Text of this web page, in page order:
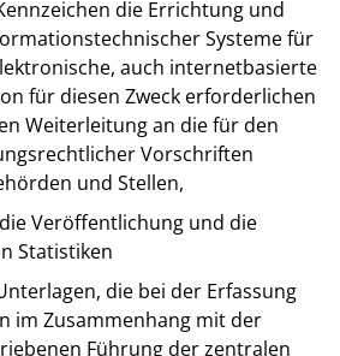
die Errichtung und
Systeme für
auch internetbasierte
für diesen Zweck erforderlichen
Weiterleitung an die für den
Vorschriften
und Stellen,
Veröffentlichung und die
Statistiken
die bei der Erfassung
im Zusammenhang mit der
Führung der zentralen